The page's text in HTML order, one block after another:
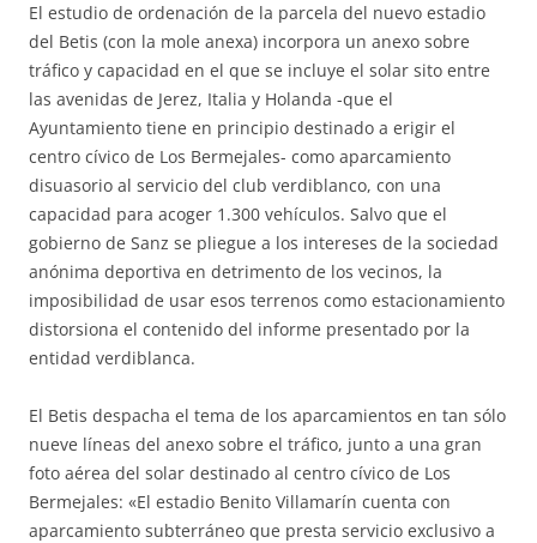
El estudio de ordenación de la parcela del nuevo estadio
del Betis (con la mole anexa) incorpora un anexo sobre
tráfico y capacidad en el que se incluye el solar sito entre
las avenidas de Jerez, Italia y Holanda -que el
Ayuntamiento tiene en principio destinado a erigir el
centro cívico de Los Bermejales- como aparcamiento
disuasorio al servicio del club verdiblanco, con una
capacidad para acoger 1.300 vehículos. Salvo que el
gobierno de Sanz se pliegue a los intereses de la sociedad
anónima deportiva en detrimento de los vecinos, la
imposibilidad de usar esos terrenos como estacionamiento
distorsiona el contenido del informe presentado por la
entidad verdiblanca.
El Betis despacha el tema de los aparcamientos en tan sólo
nueve líneas del anexo sobre el tráfico, junto a una gran
foto aérea del solar destinado al centro cívico de Los
Bermejales: «El estadio Benito Villamarín cuenta con
aparcamiento subterráneo que presta servicio exclusivo a